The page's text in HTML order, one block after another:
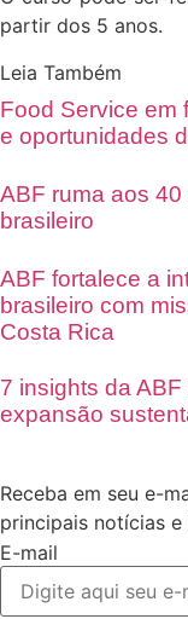
partir dos 5 anos.
Leia Também
Food Service em
e oportunidades
ABF ruma aos
brasileiro
ABF fortalece a
brasileiro com
Costa Rica
7 insights da
expansão
Receba em seu e-
principais notícias
E-mail